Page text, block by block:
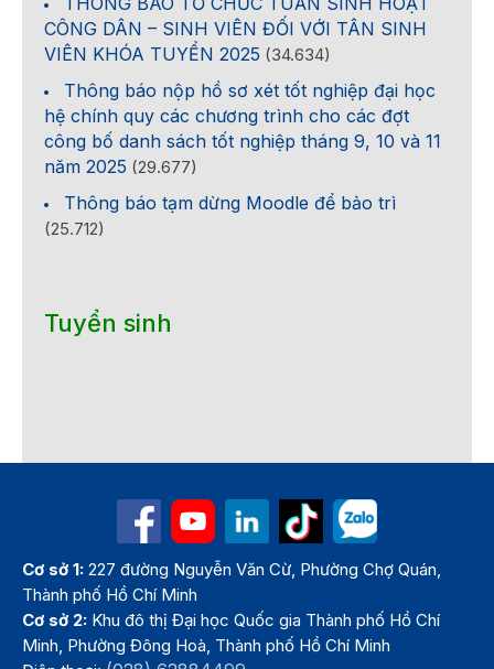
CÔNG DÂN – SINH VIÊN ĐỐI VỚI TÂN SINH
VIÊN KHÓA TUYỂN 2025 (34.634)
Thông báo nộp hồ sơ xét tốt nghiệp đại học
hệ chính quy các chương trình cho các đợt
công bố danh sách tốt nghiệp tháng 9, 10 và 11
năm 2025 (29.677)
Thông báo tạm dừng Moodle để bảo trì
(25.712)
Tuyển sinh
Cơ sở 1: 227 đường Nguyễn Văn Cừ, Phường Chợ Quán,
Thành phố Hồ Chí Minh
Cơ sở 2: Khu đô thị Đại học Quốc gia Thành phố Hồ Chí
Minh, Phường Đông Hoà, Thành phố Hồ Chí Minh